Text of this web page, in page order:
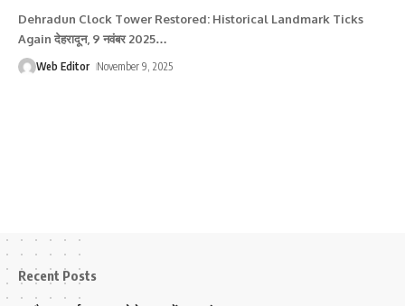
Dehradun Clock Tower Restored: Historical Landmark Ticks
Again देहरादून, 9 नवंबर 2025…
Web Editor November 9, 2025
Recent Posts